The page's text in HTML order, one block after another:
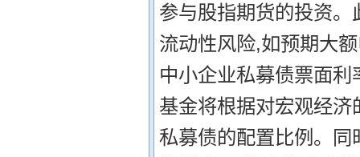
参与股指期货的投资
流动性风险,如预期大
中小企业私募债票面
基金将根据对宏观经
私募债的配置比例。